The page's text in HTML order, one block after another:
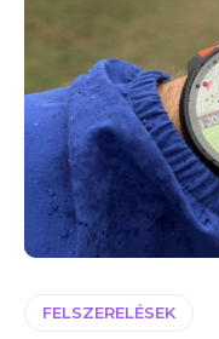
FELSZERELÉSEK